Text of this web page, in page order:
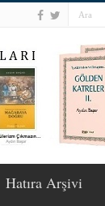
Hatıra Arşivi